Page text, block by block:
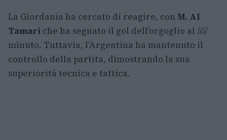
La Giordania ha cercato di reagire, con M. Al
Tamari che ha segnato il gol dell’orgoglio al 55′
minuto. Tuttavia, l’Argentina ha mantenuto il
controllo della partita, dimostrando la sua
superiorità tecnica e tattica.